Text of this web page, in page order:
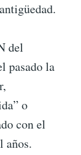
del
pasado la
o
con el
años.